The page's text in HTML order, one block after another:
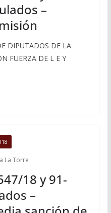
–
DIPUTADOS DE LA
FUERZA DE L E Y
La Torre
18 y 91-
–